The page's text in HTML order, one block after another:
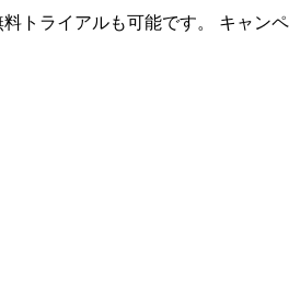
トライアルも可能です。 キャン